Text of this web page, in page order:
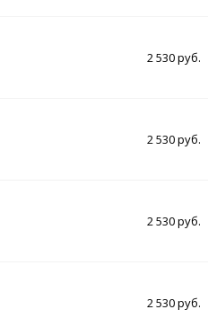
2 530 руб.
2 530 руб.
2 530 руб.
2 530 руб.